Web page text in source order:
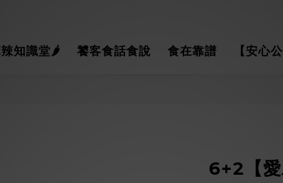
知識堂🌶
饕客食話食說 食在靠譜 【安心
6+2【